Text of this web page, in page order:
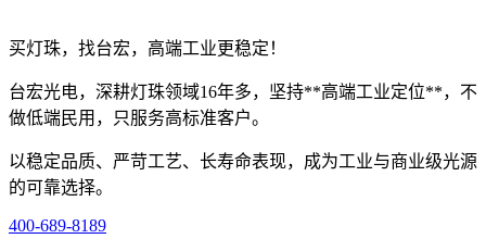
买灯珠，找台宏，高端工业更稳定！
台宏光电，深耕灯珠领域16年多，坚持**高端工业定位**，不
做低端民用，只服务高标准客户。
以稳定品质、严苛工艺、长寿命表现，成为工业与商业级光源
的可靠选择。
400-689-8189